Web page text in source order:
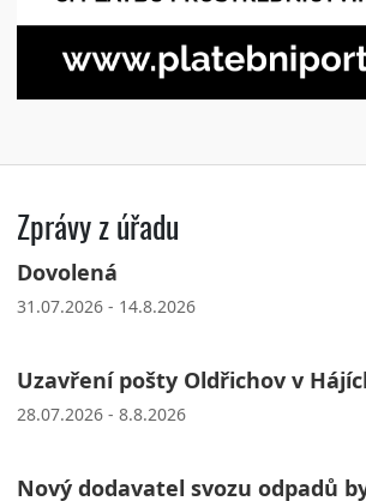
Zprávy z úřadu
Dovolená
31.07.2026 - 14.8.2026
Uzavření pošty Oldřichov v
28.07.2026 - 8.8.2026
Nový dodavatel svozu odpadů